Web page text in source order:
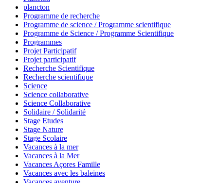
plancton
Programme de recherche
Programme de science / Programme scientifique
Programme de Science / Programme Scientifique
Programmes
Projet Participatif
Projet participatif
Recherche Scientifique
Recherche scientifique
Science
Science collaborative
Science Collaborative
Solidaire / Solidarité
Stage Etudes
Stage Nature
Stage Scolaire
Vacances à la mer
Vacances à la Mer
Vacances Açores Famille
Vacances avec les baleines